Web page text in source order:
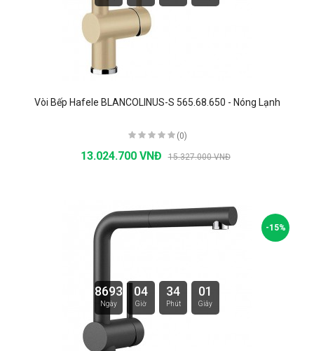
Vòi Bếp Hafele BLANCOLINUS-S 565.68.650 - Nóng Lạnh
(0)
13.024.700 VNĐ 15.327.000 VNĐ
8693
Ngày
04
Giờ
34
Phút
00
Giây
-15%